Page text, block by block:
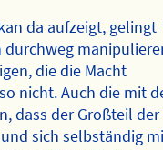
da aufzeigt, gelingt
durchweg
die die Macht
nicht. Auch die mit
dass der Großteil der
sich selbständig